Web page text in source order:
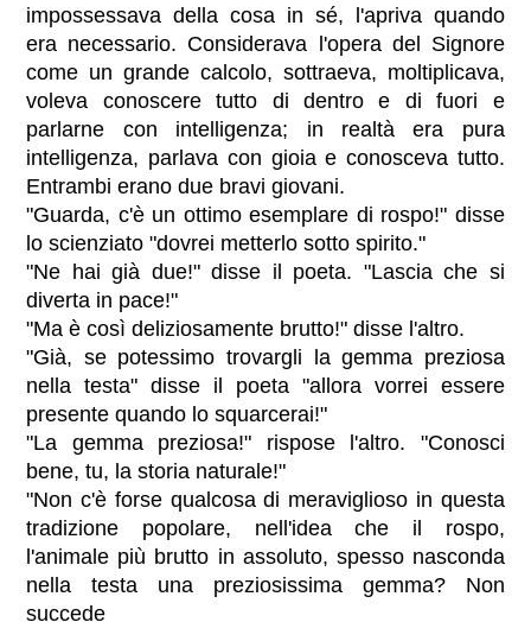
impossessava della cosa in sé, l'apriva quando
era necessario. Considerava l'opera del Signore
come un grande calcolo, sottraeva, moltiplicava,
voleva conoscere tutto di dentro e di fuori e
parlarne con intelligenza; in realtà era pura
intelligenza, parlava con gioia e conosceva tutto.
Entrambi erano due bravi giovani.
"Guarda, c'è un ottimo esemplare di rospo!" disse
lo scienziato "dovrei metterlo sotto spirito."
"Ne hai già due!" disse il poeta. "Lascia che si
diverta in pace!"
"Ma è così deliziosamente brutto!" disse l'altro.
"Già, se potessimo trovargli la gemma preziosa
nella testa" disse il poeta "allora vorrei essere
presente quando lo squarcerai!"
"La gemma preziosa!" rispose l'altro. "Conosci
bene, tu, la storia naturale!"
"Non c'è forse qualcosa di meraviglioso in questa
tradizione popolare, nell'idea che il rospo,
l'animale più brutto in assoluto, spesso nasconda
nella testa una preziosissima gemma? Non
succede